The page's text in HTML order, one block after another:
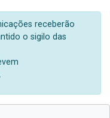
receberão
o sigilo das